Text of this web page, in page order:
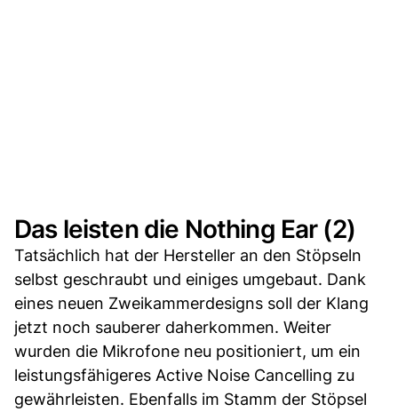
Das leisten die Nothing Ear (2)
Tatsächlich hat der Hersteller an den Stöpseln
selbst geschraubt und einiges umgebaut. Dank
eines neuen Zweikammerdesigns soll der Klang
jetzt noch sauberer daherkommen. Weiter
wurden die Mikrofone neu positioniert, um ein
leistungsfähigeres Active Noise Cancelling zu
gewährleisten. Ebenfalls im Stamm der Stöpsel